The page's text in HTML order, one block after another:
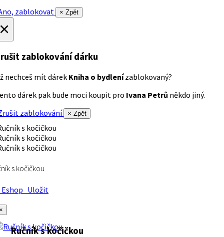
zablokovat
× Zpět
zablokování dárku
nechceš mít dárek Kniha o bydlenízablokovaný?
dárek pak bude moci koupit pro Ivana Petrů někdo jiný.
zablokování
× Zpět
s kočičkou
Uložit
Ručník s kočičkou